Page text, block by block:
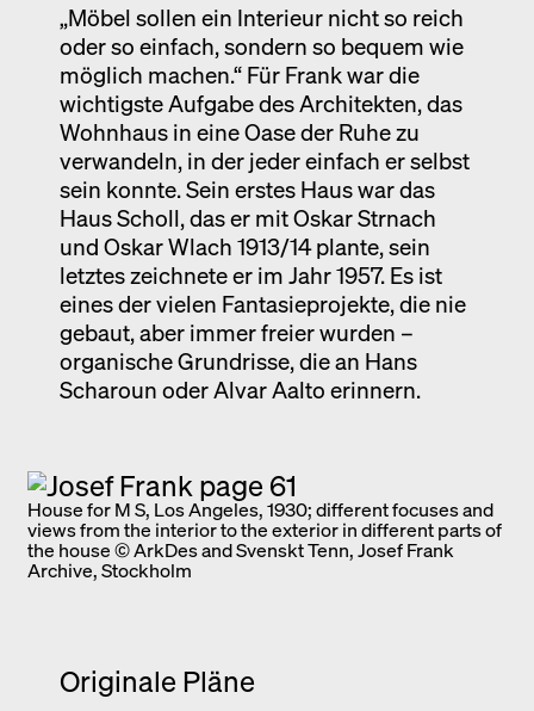
„Möbel sollen ein Interieur nicht so reich
oder so einfach, sondern so bequem wie
möglich machen.“ Für Frank war die
wichtigste Aufgabe des Architekten, das
Wohnhaus in eine Oase der Ruhe zu
verwandeln, in der jeder einfach er selbst
sein konnte. Sein erstes Haus war das
Haus Scholl, das er mit Oskar Strnach
und Oskar Wlach 1913/14 plante, sein
letztes zeichnete er im Jahr 1957. Es ist
eines der vielen Fantasieprojekte, die nie
gebaut, aber immer freier wurden –
organische Grundrisse, die an Hans
Scharoun oder Alvar Aalto erinnern.
House for M S, Los Angeles, 1930; different focuses and
views from the interior to the exterior in different parts of
the house © ArkDes and Svenskt Tenn, Josef Frank
Archive, Stockholm
Originale Pläne